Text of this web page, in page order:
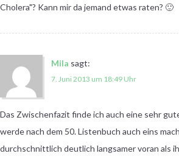
Cholera"? Kann mir da jemand etwas raten? 🙂
Mila sagt:
7. Juni 2013 um 18:49 Uhr
Das Zwischenfazit finde ich auch eine sehr
werde nach dem 50. Listenbuch auch eins
durchschnittlich deutlich langsamer voran als